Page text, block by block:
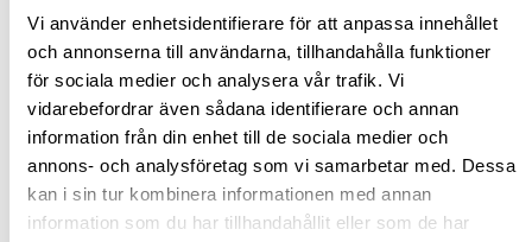
Vi använder enhetsidentifierare för att anpassa innehållet
och annonserna till användarna, tillhandahålla funktioner
för sociala medier och analysera vår trafik. Vi
vidarebefordrar även sådana identifierare och annan
information från din enhet till de sociala medier och
annons- och analysföretag som vi samarbetar med. Dessa
kan i sin tur kombinera informationen med annan
information som du har tillhandahållit eller som de har
BESKRIVNING
FRÅGA OM PRODUKT
RECENSIONER